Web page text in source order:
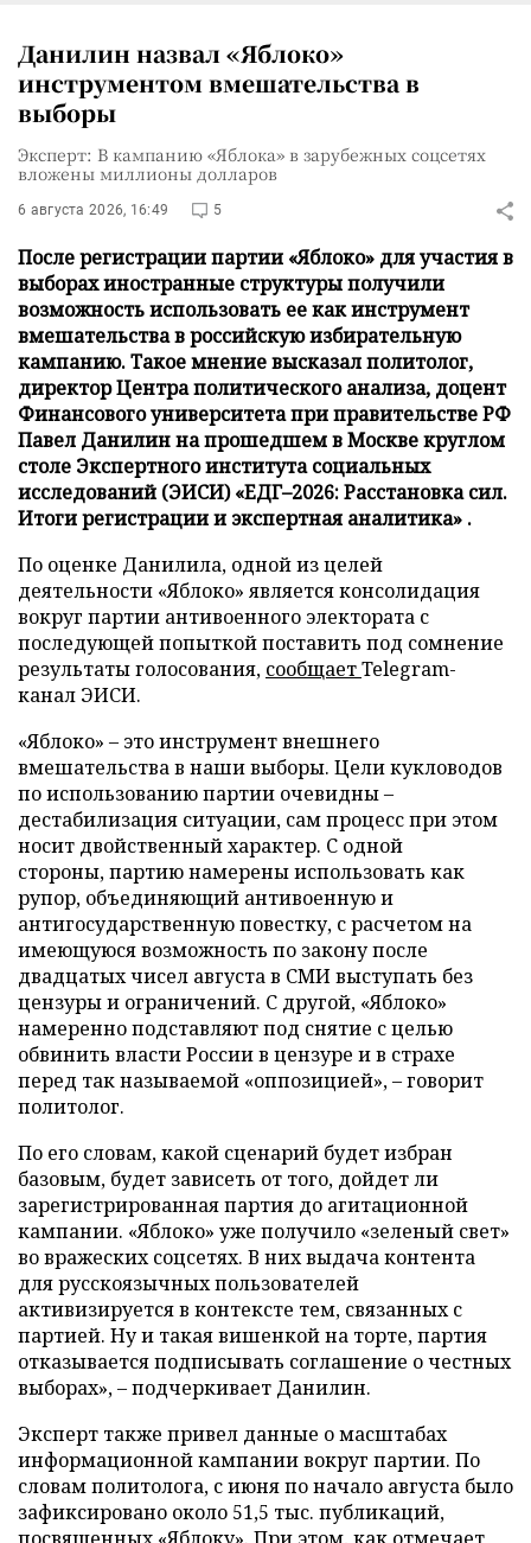
Данилин назвал «Яблоко»
инструментом вмешательства в
выборы
Эксперт: В кампанию «Яблока» в зарубежных соцсетях
вложены миллионы долларов
6 августа 2026, 16:49 5
После регистрации партии «Яблоко» для участия в
выборах иностранные структуры получили
возможность использовать ее как инструмент
вмешательства в российскую избирательную
кампанию. Такое мнение высказал политолог,
директор Центра политического анализа, доцент
Финансового университета при правительстве РФ
Павел Данилин на прошедшем в Москве круглом
столе Экспертного института социальных
исследований (ЭИСИ) «ЕДГ–2026: Расстановка сил.
Итоги регистрации и экспертная аналитика» .
По оценке Данилила, одной из целей
деятельности «Яблоко» является консолидация
вокруг партии антивоенного электората с
последующей попыткой поставить под сомнение
результаты голосования, сообщаетTelegram-
канал ЭИСИ.
«Яблоко» – это инструмент внешнего
вмешательства в наши выборы. Цели кукловодов
по использованию партии очевидны –
дестабилизация ситуации, сам процесс при этом
носит двойственный характер. С одной
стороны, партию намерены использовать как
рупор, объединяющий антивоенную и
антигосударственную повестку, с расчетом на
имеющуюся возможность по закону после
двадцатых чисел августа в СМИ выступать без
цензуры и ограничений. С другой, «Яблоко»
намеренно подставляют под снятие с целью
обвинить власти России в цензуре и в страхе
перед так называемой «оппозицией», – говорит
политолог.
По его словам, какой сценарий будет избран
базовым, будет зависеть от того, дойдет ли
зарегистрированная партия до агитационной
кампании. «Яблоко» уже получило «зеленый свет»
во вражеских соцсетях. В них выдача контента
для русскоязычных пользователей
активизируется в контексте тем, связанных с
партией. Ну и такая вишенкой на торте, партия
отказывается подписывать соглашение о честных
выборах», – подчеркивает Данилин.
Эксперт также привел данные о масштабах
информационной кампании вокруг партии. По
словам политолога, с июня по начало августа было
зафиксировано около 51,5 тыс. публикаций,